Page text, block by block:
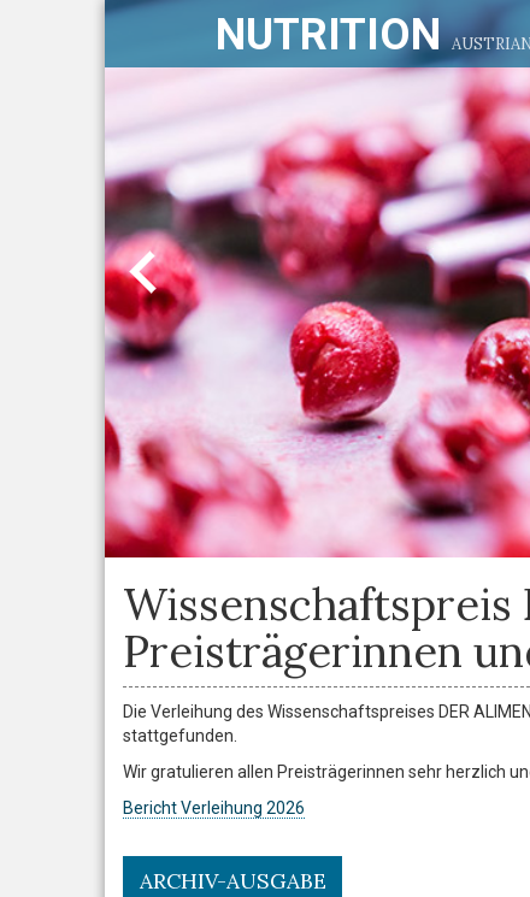
NUTRITION
Wissenschaftspreis
Preisträgerinnen
Die Verleihung des Wissenschaftspreises DER
stattgefunden.
Wir gratulieren allen Preisträgerinnen sehr herzlich
Bericht Verleihung 2026
ARCHIV-AUSGABE